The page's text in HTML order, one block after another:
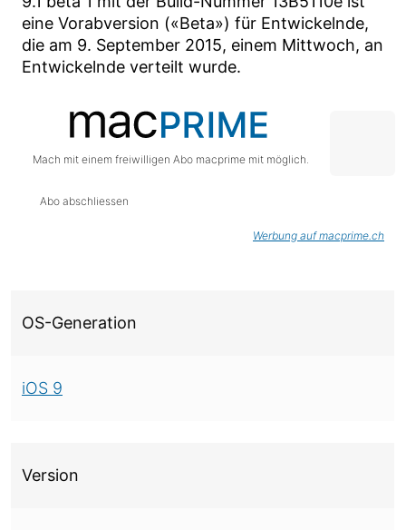
eine Vorabversion («Beta») für Entwickelnde,
die am 9. September 2015, einem Mittwoch, an
Entwickelnde verteilt wurde.
Mach mit einem freiwilligen Abo macprime mit möglich.
Abo abschliessen
Werbung auf macprime.ch
OS-Generation
iOS 9
Version